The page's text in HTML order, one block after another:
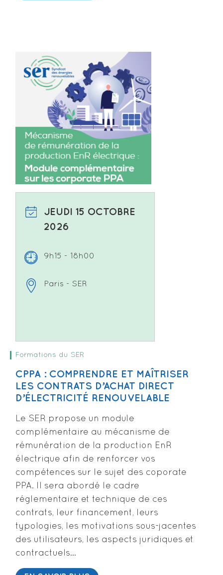
JEUDI 15 OCTOBRE
2026
9h15 - 18h00
Paris - SER
Formations du SER
CPPA : COMPRENDRE ET MAÎTRISER
LES CONTRATS D’ACHAT DIRECT
D’ÉLECTRICITÉ RENOUVELABLE
Le SER propose un module
complémentaire au mécanisme de
rémunération de la production EnR
électrique afin de renforcer vos
compétences sur le sujet des coporate
PPA. Il sera abordé le cadre
réglementaire et technique de ces
contrats, leur financement, leurs
typologies, les motivations sous-jacentes
des utilisateurs, les aspects juridiques et
contractuels…